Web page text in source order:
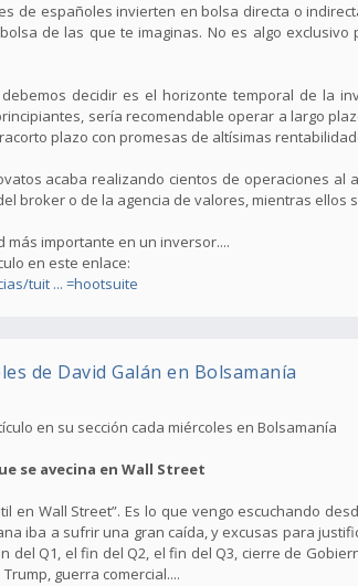
de españoles invierten en bolsa directa o
de las que te imaginas. No es algo
decidir es el horizonte temporal de la
sería recomendable operar a largo
plazo con promesas de altísimas
acaba realizando cientos de operaciones
broker o de la agencia de valores, mientras ellos
más importante en un inversor....
en este enlace:
tuit ... =hootsuite
de David Galán en Bolsamanía
en su sección cada miércoles en Bolsamanía
se avecina en Wall Street
en Wall Street”. Es lo que vengo escuchando
iba a sufrir una gran caída, y excusas para
del Q1, el fin del Q2, el fin del Q3, cierre de
guerra comercial....